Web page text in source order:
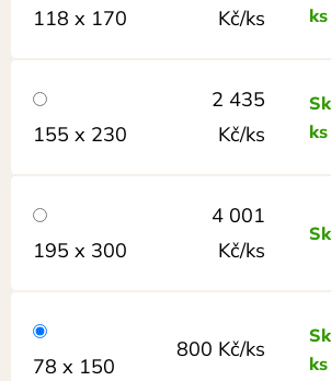
118 x 170
Kč/ks
ks
155 x 230
2 435
Kč/ks
ks
195 x 300
4 001
Kč/ks
78 x 150
800 Kč/ks
ks